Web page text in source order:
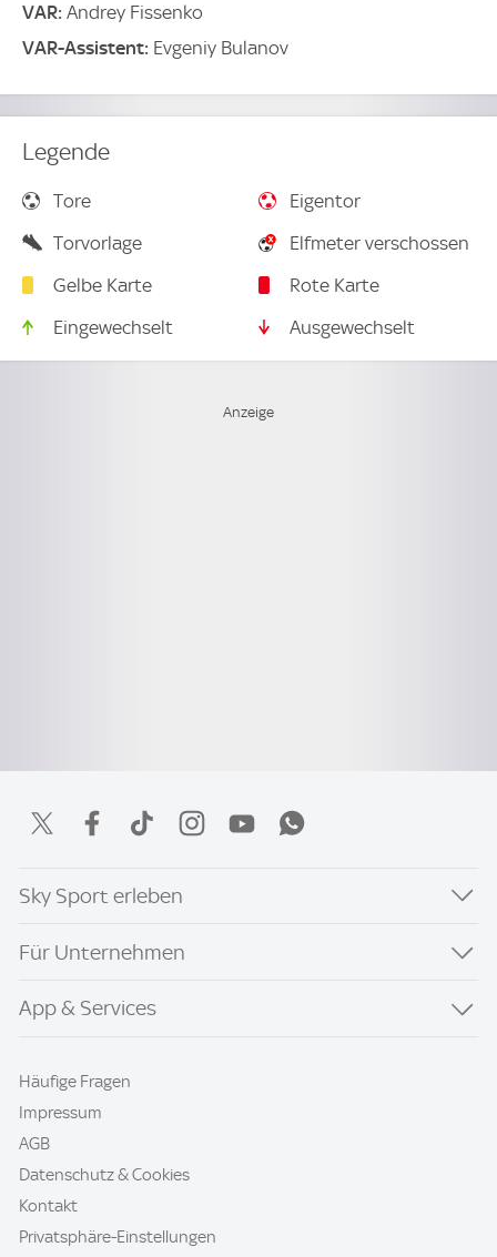
VAR: Andrey Fissenko
VAR-Assistent: Evgeniy Bulanov
Legende
Tore
Eigentor
Torvorlage
Elfmeter verschossen
Gelbe Karte
Rote Karte
Eingewechselt
Ausgewechselt
Sky Sport erleben
Für Unternehmen
App & Services
Häufige Fragen
Impressum
AGB
Datenschutz & Cookies
Kontakt
Privatsphäre-Einstellungen